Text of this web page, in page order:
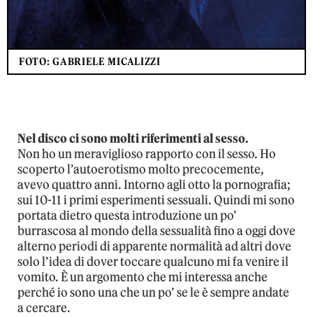
FOTO: GABRIELE MICALIZZI
Nel disco ci sono molti riferimenti al sesso.
Non ho un meraviglioso rapporto con il sesso. Ho
scoperto l’autoerotismo molto precocemente,
avevo quattro anni. Intorno agli otto la pornografia;
sui 10-11 i primi esperimenti sessuali. Quindi mi sono
portata dietro questa introduzione un po’
burrascosa al mondo della sessualità fino a oggi dove
alterno periodi di apparente normalità ad altri dove
solo l’idea di dover toccare qualcuno mi fa venire il
vomito. È un argomento che mi interessa anche
perché io sono una che un po’ se le è sempre andate
a cercare.